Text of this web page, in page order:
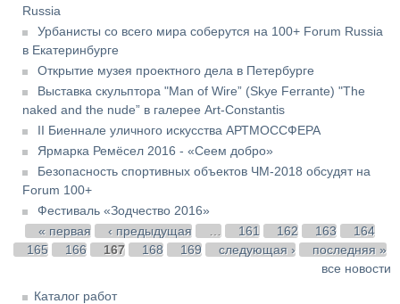
Russia
Урбанисты со всего мира соберутся на 100+ Forum Russia
в Екатеринбурге
Открытие музея проектного дела в Петербурге
Выставка скульптора "Man of Wire” (Skye Ferrante) "The
naked and the nude” в галерее Art-Constantis
II Биеннале уличного искусства АРТМОССФЕРА
Ярмарка Ремёсел 2016 - «Сеем добро»
Безопасность спортивных объектов ЧМ-2018 обсудят на
Forum 100+
Фестиваль «Зодчество 2016»
Страницы
« первая ‹ предыдущая 161 162 163
164
165
166 167 168 169 следующая ›
последняя »
все новости
Каталог работ